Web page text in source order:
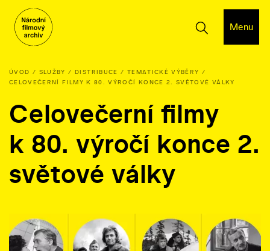
Menu
ÚVOD SLUŽBY DISTRIBUCE
TEMATICKÉ VÝBĚRY
CELOVEČERNÍ FILMY K 80. VÝROČÍ KONCE 2. SVĚTOVÉ VÁLKY
Celovečerní filmy
k 80. výročí konce 2.
světové války